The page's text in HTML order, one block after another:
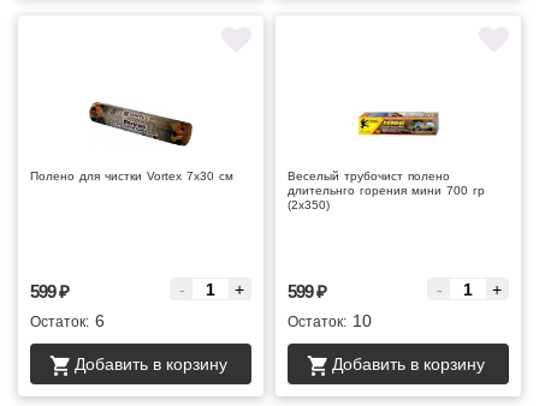
Полено для чистки Vortex 7х30 см
599₽ - +
Остаток: 6
Добавить в корзину
Веселый трубочист полено
длительнго горения мини 700 гр
(2х350)
599₽ - +
Остаток: 10
Добавить в корзину